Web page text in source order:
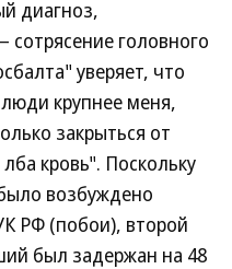
диагноз,
головного
уверяет, что
крупнее меня,
закрыться от
кровь". Поскольку
возбуждено
РФ (побои), второй
был задержан на 48